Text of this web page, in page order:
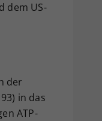
dem US-
der
in das
ATP-